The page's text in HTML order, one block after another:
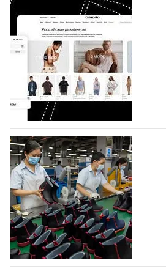
BALLINA представит свои
Shoes
Компания BALLINA Guangzhou
Co., Ltd., основанная в 2011
Гуанчжоу, столице моды Китая,
профессиональной обувной
объединяющей разработку,
07.08.2026 606
На платформе Lamoda -
условия продвижения
дизайнерских марок
Российский маркетплейс
раздел для продажи продукции
дизайнерских марок одежды,
Бренды также получат
06.08.2026 788